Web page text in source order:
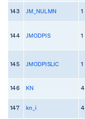
143 JM_NULMN 1
144 JMODPIS 1
145 JMODPISLIC 1
146 KN 4
147 kn_i 4